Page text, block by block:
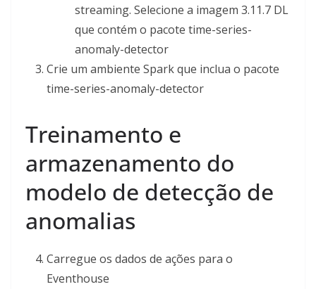
streaming. Selecione a imagem 3.11.7 DL
que contém o pacote time-series-
anomaly-detector
Crie um ambiente Spark que inclua o pacote
time-series-anomaly-detector
Treinamento e
armazenamento do
modelo de detecção de
anomalias
Carregue os dados de ações para o
Eventhouse